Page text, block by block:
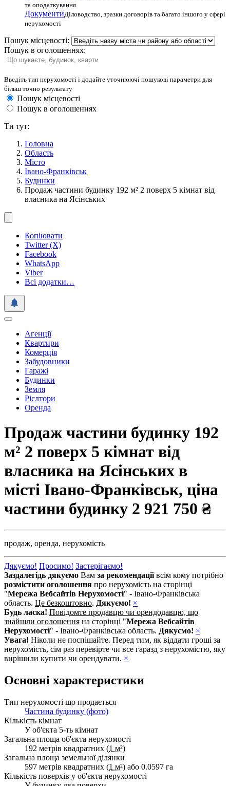
та оподаткування
ДокументиДіловодство, зразки договорів та багато іншого у сфері
нерухомості
Пошук місцевості:
Пошук в оголошеннях:
Введіть тип нерухомості і додайте уточнюючі пошукові параметри для
більш точно результату
Пошук місцевості
Пошук в оголошеннях
Ти тут:
Головна
Область
Місто
Івано-Франківськ
Будинки
Продаж частини будинку 192 м² 2 поверх 5 кімнат від
власника на Ясінських
Копіювати
Twitter (X)
Facebook
WhatsApp
Viber
Всі додатки…
Агенції
Квартири
Комерція
Забудовники
Гаражі
Будинки
Земля
Рієлтори
Оренда
Продаж частини будинку 192
м² 2 поверх 5 кімнат від
власника на Ясінських в
місті Івано-Франківськ, ціна
частини будинку 2 921 750 ₴
продаж, оренда, нерухомість
Дякуємо! Просимо! Застерігаємо!
Заздалегідь дякуємо Вам за рекомендаціївсім кому потрібно
розмістити оголошення про нерухомість на сторінці
"Мережа Вебсайтів Нерухомості" - Івано-Франківська
область. Це безкоштовно. Дякуємо! ×
Будь ласка! Повідомте продавцю чи орендодавцю, що
знайшли оголошення на сторінці "Мережа Вебсайтів
Нерухомості" - Івано-Франківська область. Дякуємо! ×
Увага! Ніколи не поспішайте. Перед тим, як віддати гроші за
нерухомість, сім раз перевірте чи все гаразд з нерухомістю, яку
вирішили купити чи орендувати. ×
Основні характеристики
Тип нерухомості що продається
Частина будинку (фото)
Кількість кімнат
У об'єкта 5-ть кімнат
Загальна площа об'єкта нерухомості
192 метрів квадратних (1 м²)
Загальна площа земельної ділянки
597 метрів квадратних (1 м²) або 0.0597 га
Кількість поверхів у об'єкта нерухомості